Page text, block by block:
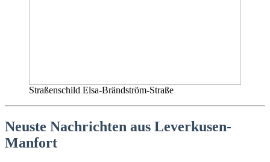
Straßenschild Elsa-Brändström-Straße
Neuste Nachrichten aus Leverkusen-
Manfort